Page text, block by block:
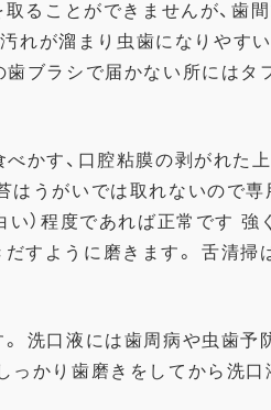
ることができませんが、歯
れが溜まり虫歯になりやす
ブラシで届かない所にはタ
かす、口腔粘膜の剥がれた
はうがいでは取れないので
い）程度であれば正常です
すように磨きます。 舌清掃
洗口液には歯周病や虫歯予
かり歯磨きをしてから洗口